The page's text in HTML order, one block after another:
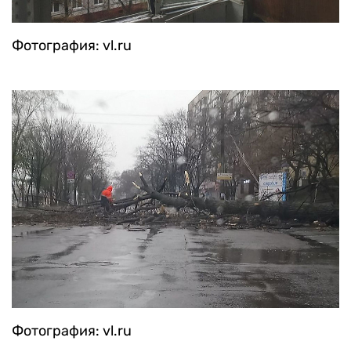
Фотография: vl.ru
Фотография: vl.ru